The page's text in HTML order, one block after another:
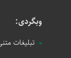
وبگردی:
تبلیغات